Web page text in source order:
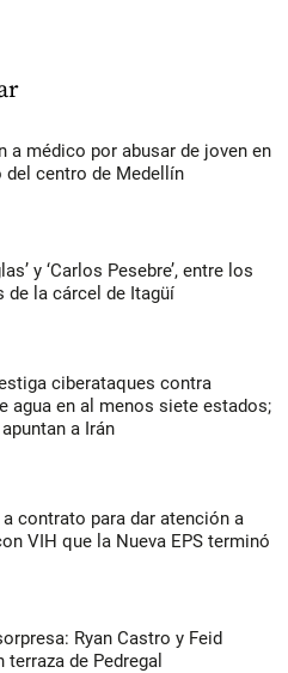
a médico por abusar de joven en
centro de Medellín
y ‘Carlos Pesebre’, entre los
de la cárcel de Itagüí
ciberataques contra
agua en al menos siete estados;
a Irán
a contrato para dar atención a
VIH que la Nueva EPS terminó
Ryan Castro y Feid
terraza de Pedregal